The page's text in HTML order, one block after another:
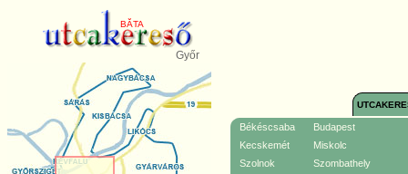
BĂTA
Győr
Békéscsaba
Budapest
Kecskemét
Miskolc
Szolnok
Szombathely